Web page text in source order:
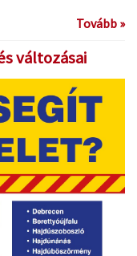
Tovább »
változásai